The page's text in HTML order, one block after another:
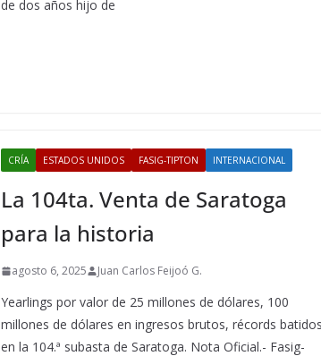
de dos años hijo de
CRÍA ESTADOS UNIDOS FASIG-TIPTON INTERNACIONAL
La 104ta. Venta de Saratoga
para la historia
agosto 6, 2025 Juan Carlos Feijoó G.
Yearlings por valor de 25 millones de dólares, 100
millones de dólares en ingresos brutos, récords
en la 104.ª subasta de Saratoga. Nota Oficial.- Fasig-